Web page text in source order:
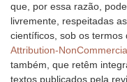
que, por essa razão,
livremente, respeitadas
científicos, sob os termos
Attribution-
também, que retêm
textos publicados pela